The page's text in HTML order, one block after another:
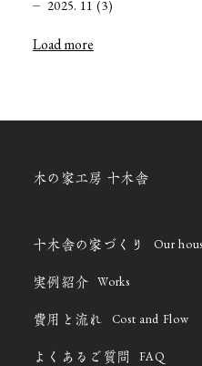
2025. 11 (3)
Load more
木の家工房 十木舎
十木舎の家づくり Our
実例紹介 Works
費用と流れ Cost and Flow
よくあるご質問 FAQ